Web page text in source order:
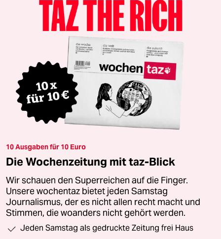
10 Ausgaben für 10 Euro
Die Wochenzeitung mit taz-Blick
Wir schauen den Superreichen auf die Finger.
Unsere wochentaz bietet jeden Samstag
Journalismus, der es nicht allen recht macht und
Stimmen, die woanders nicht gehört werden.
Jeden Samstag als gedruckte Zeitung frei Haus